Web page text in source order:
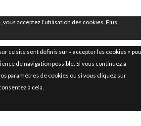
acceptez l’utilisation des cookies. Plus
ce site sont définis sur « accepter les cookies »
de navigation possible. Si vous continuez à
paramètres de cookies ou si vous cliquez sur
à cela.